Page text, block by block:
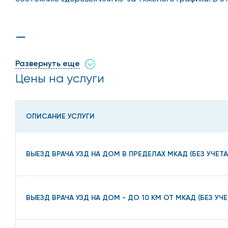
Преимущества
Исследование мочевого пузыря - основной способ
ее характер. УЗИ назначают для диагностики при
состояния здоровья или других факторов. В этом
точность. Врачу в больнице нужно торопиться -
без спешки, показывая куда более точные
доступность. Заказать обследование может
УЗИ с выездом - платная услуга, узнать цену
Развернуть еще
Цены на услуги
ОПИСАНИЕ УСЛУГИ
ВЫЕЗД ВРАЧА УЗД НА ДОМ В ПРЕДЕЛАХ МКАД (БЕЗ
ВЫЕЗД ВРАЧА УЗД НА ДОМ - ДО 10 КМ ОТ МКАД (БЕЗ